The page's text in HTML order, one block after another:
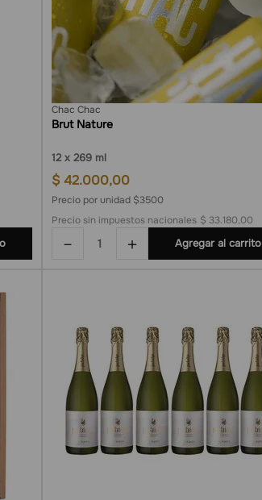
Chac Chac
Brut Nature
12 269 ml
$ 42.000,00
Precio por unidad $3500
Precio sin impuestos nacionales $ 33.180,00
＋
－ Agregar al carrito